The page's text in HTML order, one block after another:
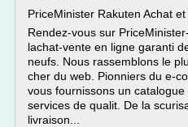
PriceMinister Rakuten Achat
Rendez-vous sur
lachat-vente en ligne garanti
neufs. Nous rassemblons le
cher du web. Pionniers du e-
vous fournissons un
services de qualit. De la
livraison...